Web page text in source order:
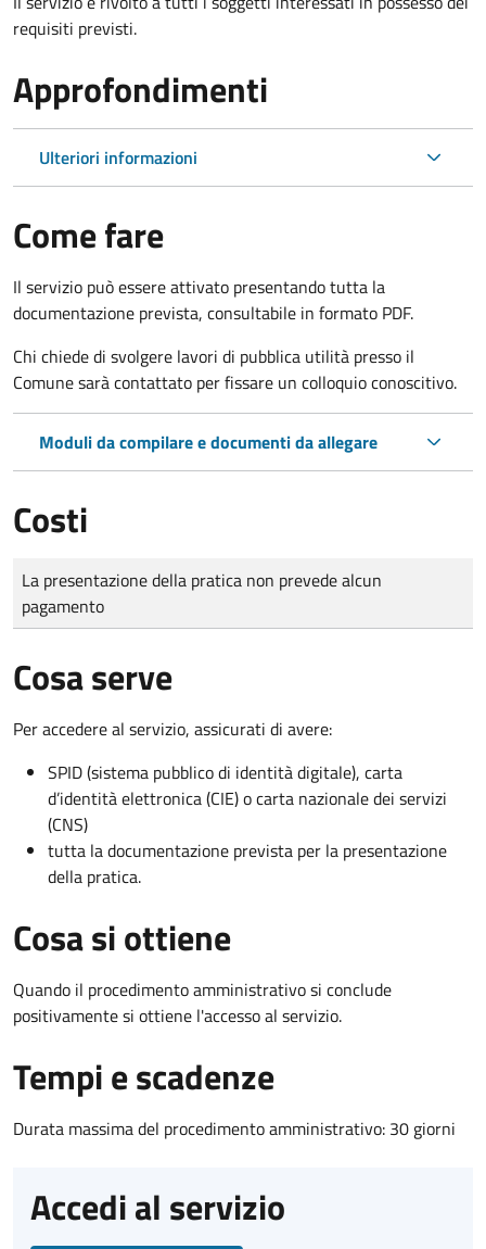
requisiti previsti.
Approfondimenti
Ulteriori informazioni
Come fare
Il servizio può essere attivato presentando tutta la
documentazione prevista, consultabile in formato PDF.
Chi chiede di svolgere lavori di pubblica utilità presso il
Comune sarà contattato per fissare un colloquio conoscitivo.
Moduli da compilare e documenti da allegare
Costi
Tipo di pagamento
Importo
La presentazione della pratica non prevede alcun
pagamento
Cosa serve
Per accedere al servizio, assicurati di avere:
SPID (sistema pubblico di identità digitale), carta
d’identità elettronica (CIE) o carta nazionale dei servizi
(CNS)
tutta la documentazione prevista per la presentazione
della pratica.
Cosa si ottiene
Quando il procedimento amministrativo si conclude
positivamente si ottiene l'accesso al servizio.
Tempi e scadenze
Durata massima del procedimento amministrativo: 30 giorni
Accedi al servizio